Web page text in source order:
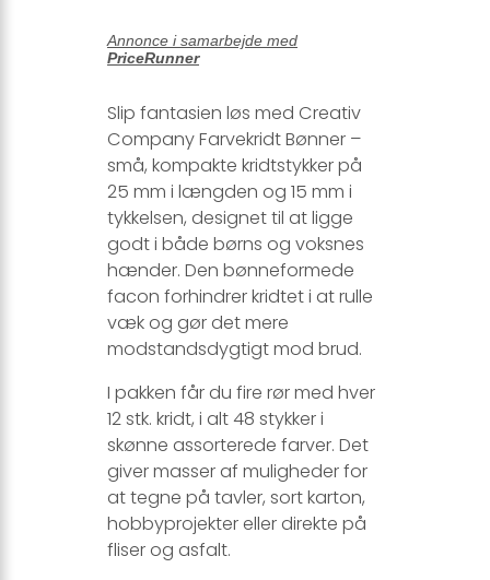
Annonce i samarbejde med
PriceRunner
Slip fantasien løs med Creativ
Company Farvekridt Bønner –
små, kompakte kridtstykker på
25 mm i længden og 15 mm i
tykkelsen, designet til at ligge
godt i både børns og voksnes
hænder. Den bønneformede
facon forhindrer kridtet i at rulle
væk og gør det mere
modstandsdygtigt mod brud.
I pakken får du fire rør med hver
12 stk. kridt, i alt 48 stykker i
skønne assorterede farver. Det
giver masser af muligheder for
at tegne på tavler, sort karton,
hobbyprojekter eller direkte på
fliser og asfalt.